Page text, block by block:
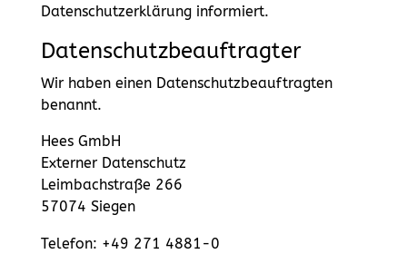
Datenschutzerklärung informiert.
Datenschutz­beauftragter
Wir haben einen Datenschutzbeauftragten
benannt.
Hees GmbH
Externer Datenschutz
Leimbachstraße 266
57074 Siegen
Telefon: +49 271 4881-0